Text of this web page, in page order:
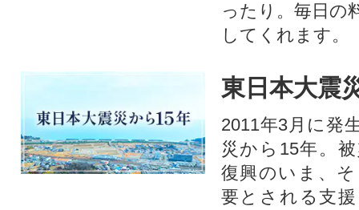
ったり。毎日の
してくれます。
東日本大震
2011年3月に発
災から15年。
復興のいま、
要とされる支